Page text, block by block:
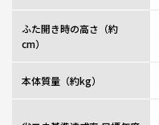
ふた開き時の高さ（約
cm）
本体質量（約kg）